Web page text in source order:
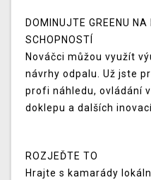
DOMINUJTE GREENU NA
SCHOPNOSTÍ
Nováčci můžou využít
návrhy odpalu. Už jste
profi náhledu, ovládání
doklepu a dalších
ROZJEĎTE TO
Hrajte s kamarády